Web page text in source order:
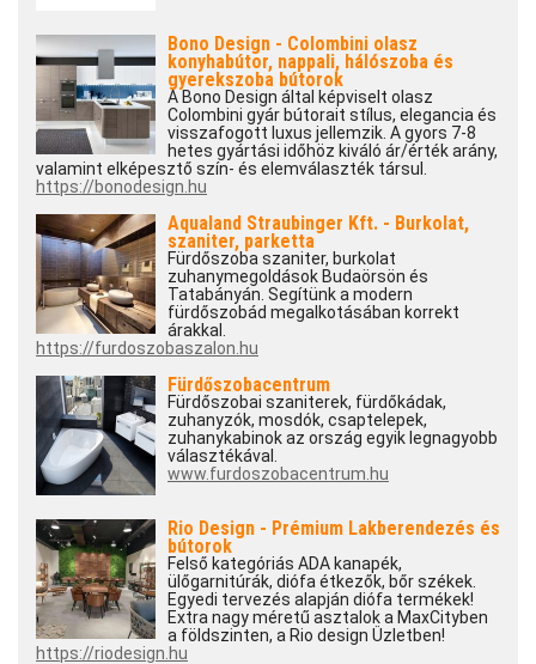
Bono Design - Colombini olasz
konyhabútor, nappali, hálószoba és
gyerekszoba bútorok
A Bono Design által képviselt olasz
Colombini gyár bútorait stílus, elegancia és
visszafogott luxus jellemzik. A gyors 7-8
hetes gyártási időhöz kiváló ár/érték arány,
valamint elképesztő szín- és elemválaszték társul.
https://bonodesign.hu
Aqualand Straubinger Kft. - Burkolat,
szaniter, parketta
Fürdőszoba szaniter, burkolat
zuhanymegoldások Budaörsön és
Tatabányán. Segítünk a modern
fürdőszobád megalkotásában korrekt
árakkal.
https://furdoszobaszalon.hu
Fürdőszobacentrum
Fürdőszobai szaniterek, fürdőkádak,
zuhanyzók, mosdók, csaptelepek,
zuhanykabinok az ország egyik legnagyobb
választékával.
www.furdoszobacentrum.hu
Rio Design - Prémium Lakberendezés és
bútorok
Felső kategóriás ADA kanapék,
ülőgarnitúrák, diófa étkezők, bőr székek.
Egyedi tervezés alapján diófa termékek!
Extra nagy méretű asztalok a MaxCityben
a földszinten, a Rio design Üzletben!
https://riodesign.hu